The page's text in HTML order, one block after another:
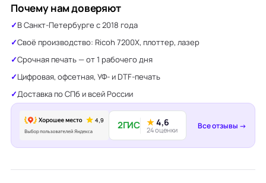
Почему нам доверяют
В Санкт-Петербурге с 2018 года
Своё производство: Ricoh 7200X, плоттер, лазер
Срочная печать — от 1 рабочего дня
Цифровая, офсетная, УФ- и DTF-печать
Доставка по СПб и всей России
2ГИС ★4,6
24 оценки Все отзывы →